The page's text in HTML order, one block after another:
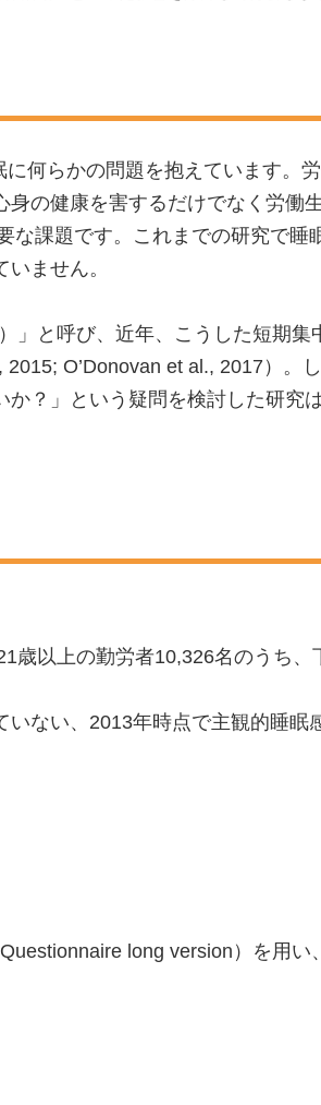
何らかの問題を抱えています。
の健康を害するだけでなく労働
な課題です。これまでの研究で
ません。
と呼び、近年、こうした短期
O’Donovan et al., 2017）。
？」という疑問を検討した研究
以上の勤労者10,326名のうち
ない、2013年時点で主観的睡眠
long version）を用い